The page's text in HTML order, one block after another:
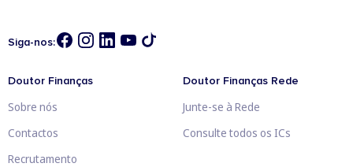
Siga-nos:
Doutor Finanças
Sobre nós
Contactos
Recrutamento
Doutor Finanças Rede
Junte-se à Rede
Consulte todos os ICs